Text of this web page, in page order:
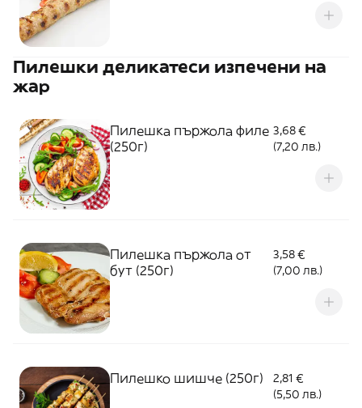
Пилешки деликатеси изпечени на
жар
Пилешка пържола филе
(250г)
3,68 €
(7,20 лв.)
Пилешка пържола от
бут (250г)
3,58 €
(7,00 лв.)
Пилешко шишче (250г)
2,81 €
(5,50 лв.)